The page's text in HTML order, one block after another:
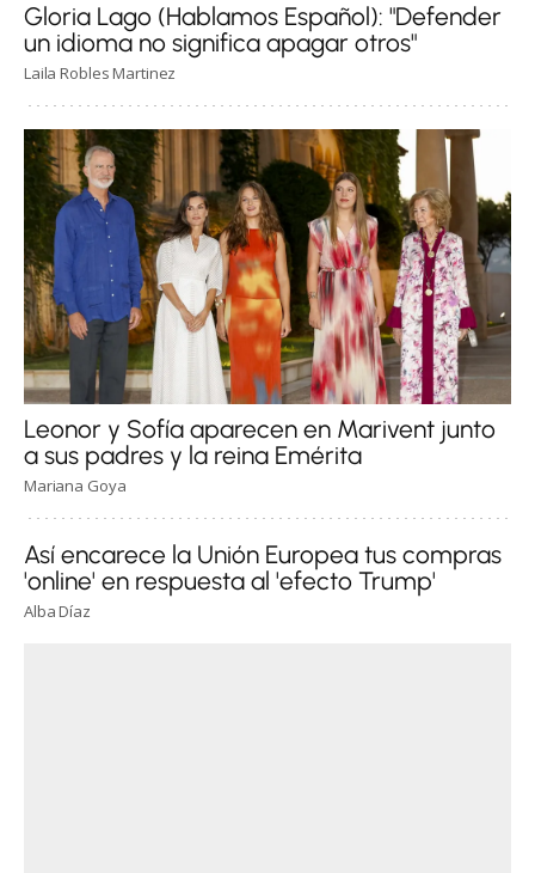
Gloria Lago (Hablamos Español): "Defender
un idioma no significa apagar otros"
Laila Robles Martinez
Leonor y Sofía aparecen en Marivent junto
a sus padres y la reina Emérita
Mariana Goya
Así encarece la Unión Europea tus compras
'online' en respuesta al 'efecto Trump'
Alba Díaz